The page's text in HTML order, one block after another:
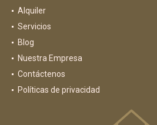
Alquiler
Servicios
Blog
Nuestra Empresa
Contáctenos
Políticas de privacidad